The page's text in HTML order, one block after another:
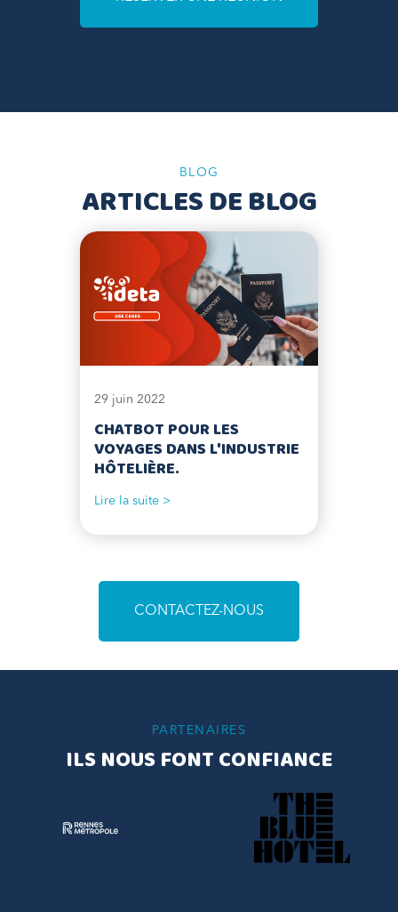
BLOG
ARTICLES DE BLOG
29 juin 2022
CHATBOT POUR LES
VOYAGES DANS L'INDUSTRIE
HÔTELIÈRE.
Lire la suite >
CONTACTEZ-NOUS
PARTENAIRES
ILS NOUS FONT CONFIANCE